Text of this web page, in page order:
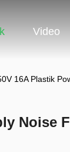
Video
16A Plastik
Noise